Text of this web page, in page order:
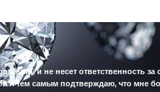
и не несет ответственность за
и тем самым подтверждаю, что мне